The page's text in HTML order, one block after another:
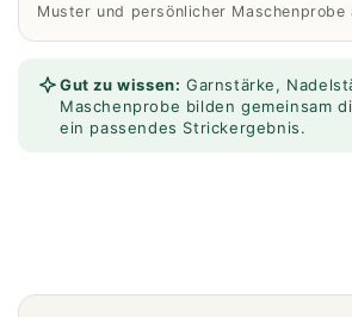
Muster und persönlicher Maschenprobe
Gut zu wissen: Garnstärke,
Maschenprobe bilden gemeinsam
ein passendes Strickergebnis.